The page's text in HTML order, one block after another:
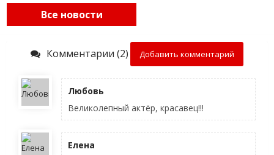
Все новости
Комментарии (2) Добавить комментарий
Любовь
Великолепный актёр, красавец!!!
Елена